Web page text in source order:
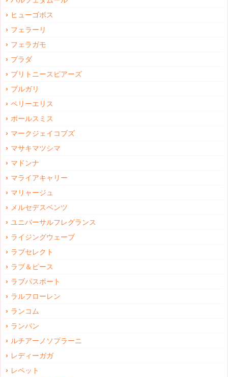
ヒューゴボス
フェラーリ
フェラガモ
プラダ
ブリトニースピアーズ
ブルガリ
ペリーエリス
ポールスミス
マークジェイコブズ
マサキマツシマ
マドンナ
マライアキャリー
マリャージュ
メルセデスベンツ
ユニバーサルフレグランス
ライジングウェーブ
ラブセレクト
ラブ＆ピース
ラブパスポート
ラルフローレン
ランコム
ランバン
ルチアーノソプラーニ
レディーガガ
レペット